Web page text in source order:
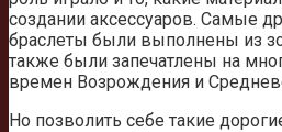
создании аксессуаров. Самые
браслеты были выполнены из
также были запечатлены на
времен Возрождения и
Но позволить себе такие